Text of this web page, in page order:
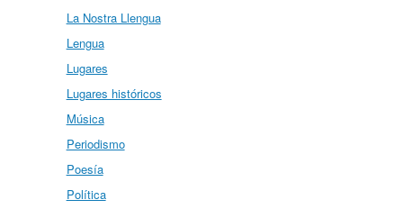
La Nostra Llengua
Lengua
Lugares
Lugares históricos
Música
Periodismo
Poesía
Política